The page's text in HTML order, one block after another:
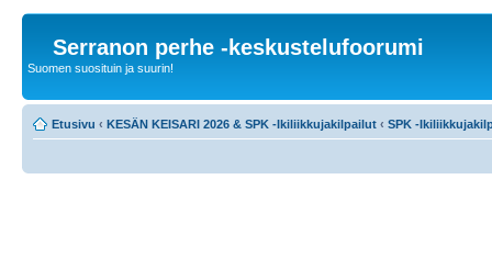
Serranon perhe -keskustelufoorumi
Suomen suosituin ja suurin!
Etusivu ‹ KESÄN KEISARI 2026 & SPK -Ikiliikkujakilpailut ‹ SPK -